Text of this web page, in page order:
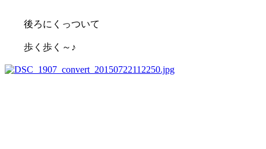
後ろにくっついて
歩く歩く～♪